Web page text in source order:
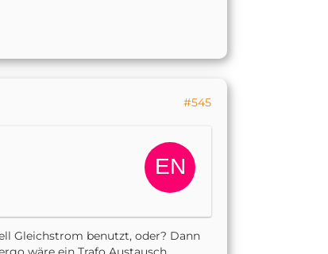
#545
Gleichstrom benutzt, oder? Dann